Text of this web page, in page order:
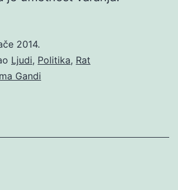
2014.
Ljudi, Politika, Rat
Gandi